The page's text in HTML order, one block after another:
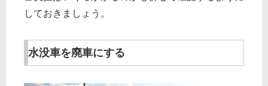
しておきましょう。
水没車を廃車にする